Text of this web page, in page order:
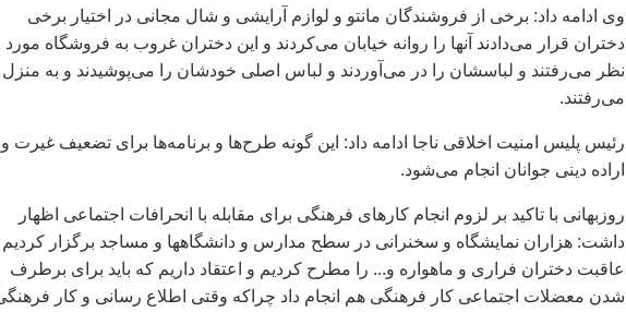
وی ادامه داد: برخی از فروشندگان مانتو و لوازم آرایشی و شال مجانی در اختیار برخی
دختران قرار می‌دادند آنها را روانه خیابان می‌کردند و این دختران غروب به فروشگاه مورد
نظر می‌رفتند و لباسشان را در می‌آوردند و لباس اصلی خودشان را می‌پوشیدند و به منزل
می‌رفتند.
رئیس پلیس امنیت اخلاقی ناجا ادامه داد: این گونه طرح‌ها و برنامه‌ها برای تضعیف غیرت و
اراده دینی جوانان انجام می‌شود.
روزبهانی با تاکید بر لزوم انجام کارهای فرهنگی برای مقابله با انحرافات اجتماعی اظهار
داشت: هزاران نمایشگاه و سخنرانی در سطح مدارس و دانشگاهها و مساجد برگزار
عاقبت دختران فراری و ماهواره و... را مطرح کردیم و اعتقاد داریم که باید برای برطرف
شدن معضلات اجتماعی کار فرهنگی هم انجام داد چراکه وقتی اطلاع رسانی و کار